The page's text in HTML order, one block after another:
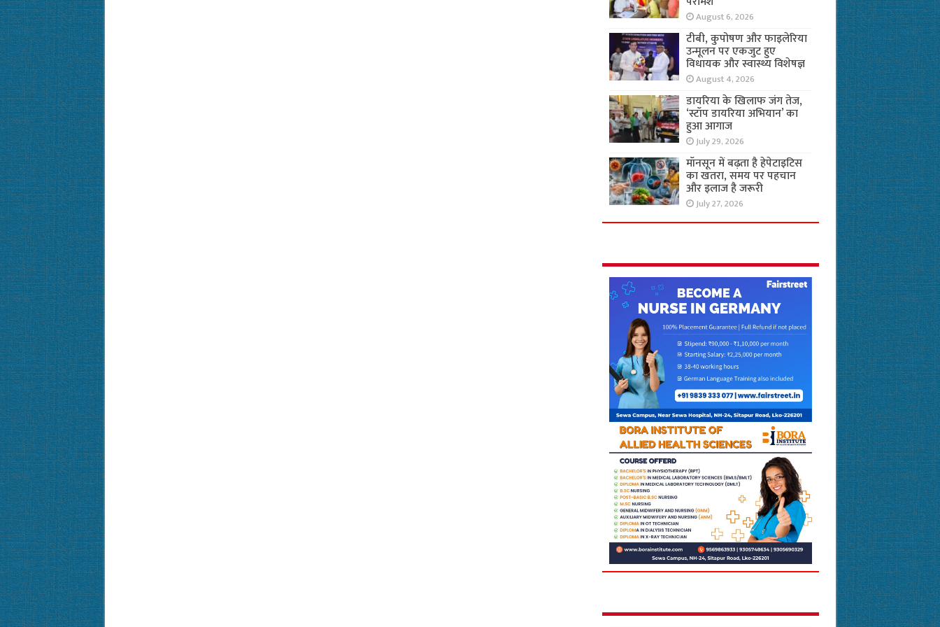
August 6, 2026
टीबी, कुपोषण और फाइलेरिया
उन्मूलन पर एकजुट हुए
विधायक और स्वास्थ्य विशेषज्ञ
August 4, 2026
डायरिया के खिलाफ जंग तेज,
‘स्टॉप डायरिया अभियान’ का
हुआ आगाज
July 29, 2026
मॉनसून में बढ़ता है हेपेटाइटिस
का खतरा, समय पर पहचान
और इलाज है जरूरी
July 27, 2026